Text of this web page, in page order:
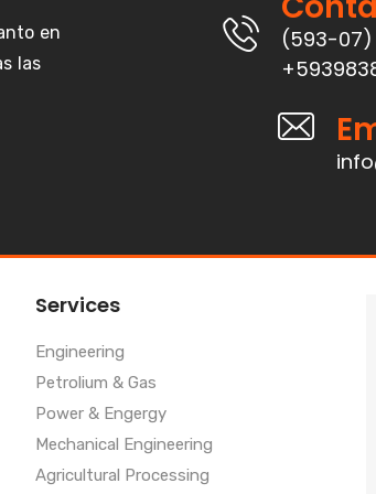
en
las
(593-
Services
Engineering
Petrolium & Gas
Power & Engergy
Mechanical Engineering
Agricultural Processing